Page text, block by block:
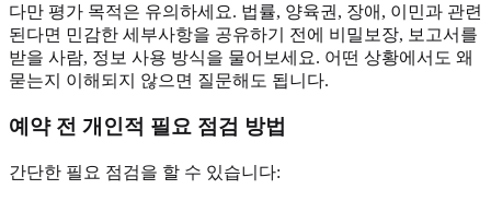
다만 평가 목적은 유의하세요. 법률, 양육권, 장애, 이민과 관련
된다면 민감한 세부사항을 공유하기 전에 비밀보장, 보고서를
받을 사람, 정보 사용 방식을 물어보세요. 어떤 상황에서도 왜
묻는지 이해되지 않으면 질문해도 됩니다.
예약 전 개인적 필요 점검 방법
간단한 필요 점검을 할 수 있습니다: